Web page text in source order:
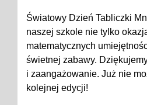
Światowy Dzień Tabliczki
naszej szkole nie tylko
matematycznych
świetnej zabawy.
i zaangażowanie. Już nie
kolejnej edycji!